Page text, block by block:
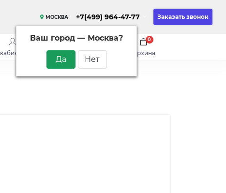
МОСКВА
Ваш город — Москва?
+7(499) 964-47-77 Заказать звонок
кабинет сравнить
0
закладки
0
корзина
0